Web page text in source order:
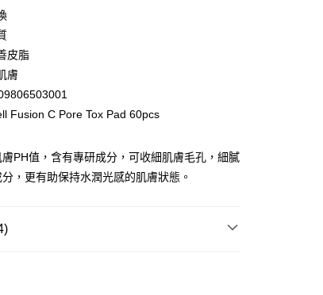
貨後1-3個工作天送達
認發貨後1-3個工作天送達
天送達，訂單將隨機分配至SF順豐速運或京東
皮脂
膚
Fusion C Pore Tox Pad 60pcs
PH值，含有專研成分，可收細肌膚毛孔，細膩
，更有助保持水潤光感的肌膚狀態。